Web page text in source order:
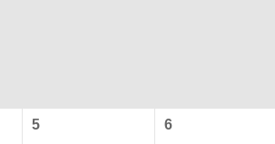
5 6